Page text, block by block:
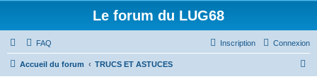
Le forum du LUG68
FAQ Connexion
Inscription
Accueil du forum TRUCS ET ASTUCES